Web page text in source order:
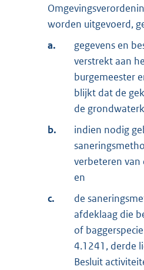
worden uitgevoerd,
a.
gegevens en
verstrekt aan
burgemeester
blijkt dat de
de
b.
indien nodig
verbeteren
en
c.
de
afdeklaag die
of
4.1241, derde
Besluit